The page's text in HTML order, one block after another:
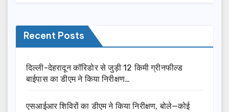
Recent Posts
दिल्ली-देहरादून कॉरिडोर से जुड़ी 12 किमी ग्रीनफील्ड
बाईपास का डीएम ने किया निरीक्षण…
एसआईआर शिविरों का डीएम ने किया निरीक्षण, बोले—कोई